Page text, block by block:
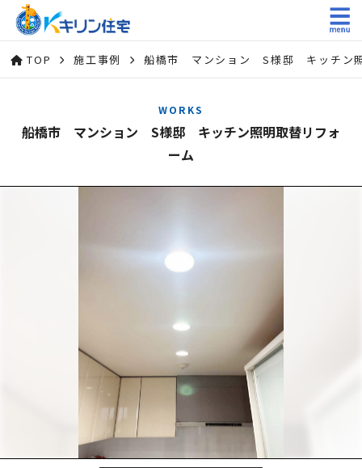
TOP 施工事例 船橋市 マンション S様邸 キッチン
WORKS
船橋市 マンション S様邸 キッチン照明取替リフォ
ーム